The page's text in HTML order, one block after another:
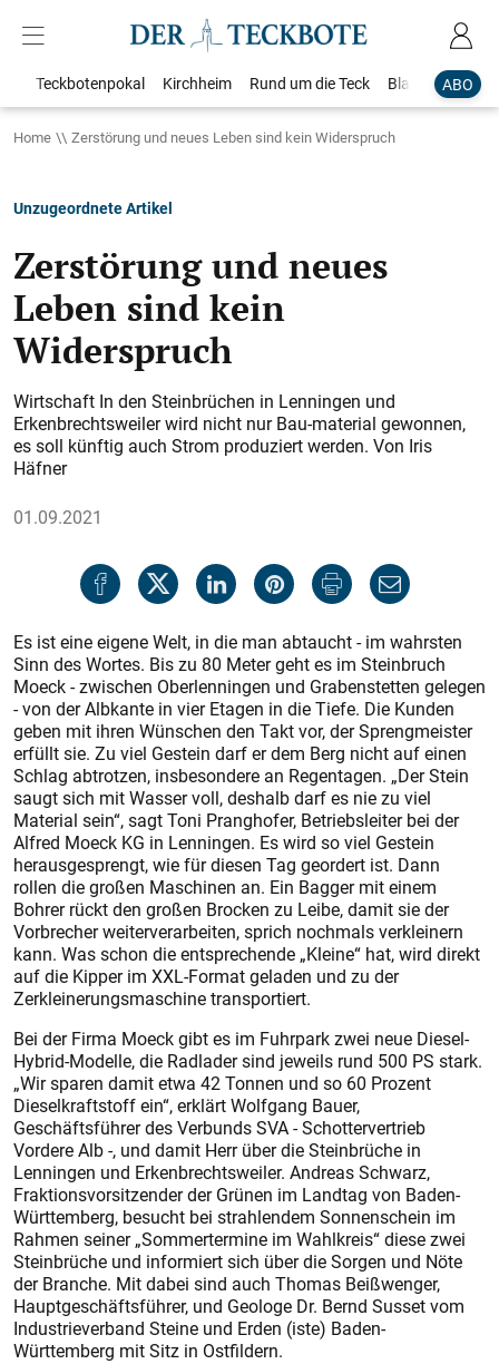
ABO
Teckbotenpokal Kirchheim Rund um die Teck Blaulicht
Home Zerstörung und neues Leben sind kein Widerspruch
Unzugeordnete Artikel
Zerstörung und neues
Leben sind kein
Widerspruch
Wirtschaft In den Steinbrüchen in Lenningen und
Erkenbrechtsweiler wird nicht nur Bau-material gewonnen,
es soll künftig auch Strom produziert werden. Von Iris
Häfner
01.09.2021
Es ist eine eigene Welt, in die man abtaucht - im wahrsten
Sinn des Wortes. Bis zu 80 Meter geht es im Steinbruch
Moeck - zwischen Oberlenningen und Grabenstetten gelegen
- von der Albkante in vier Etagen in die Tiefe. Die Kunden
geben mit ihren Wünschen den Takt vor, der Sprengmeister
erfüllt sie. Zu viel Gestein darf er dem Berg nicht auf einen
Schlag abtrotzen, insbesondere an Regentagen. „Der Stein
saugt sich mit Wasser voll, deshalb darf es nie zu viel
Material sein“, sagt Toni Pranghofer, Betriebsleiter bei der
Alfred Moeck KG in Lenningen. Es wird so viel Gestein
herausgesprengt, wie für diesen Tag geordert ist. Dann
rollen die großen Maschinen an. Ein Bagger mit einem
Bohrer rückt den großen Brocken zu Leibe, damit sie der
Vorbrecher weiterverarbeiten, sprich nochmals verkleinern
kann. Was schon die entsprechende „Kleine“ hat, wird direkt
auf die Kipper im XXL-Format geladen und zu der
Zerkleinerungsmaschine transportiert.
Bei der Firma Moeck gibt es im Fuhrpark zwei neue Diesel-
Hybrid-Modelle, die Radlader sind jeweils rund 500 PS stark.
„Wir sparen damit etwa 42 Tonnen und so 60 Prozent
Dieselkraftstoff ein“, erklärt Wolfgang Bauer,
Geschäftsführer des Verbunds SVA - Schottervertrieb
Vordere Alb -, und damit Herr über die Steinbrüche in
Lenningen und Erkenbrechtsweiler. Andreas Schwarz,
Fraktionsvorsitzender der Grünen im Landtag von Baden-
Württemberg, besucht bei strahlendem Sonnenschein im
Rahmen seiner „Sommertermine im Wahlkreis“ diese zwei
Steinbrüche und informiert sich über die Sorgen und Nöte
der Branche. Mit dabei sind auch Thomas Beißwenger,
Hauptgeschäftsführer, und Geologe Dr. Bernd Susset vom
Industrieverband Steine und Erden (iste) Baden-
Württemberg mit Sitz in Ostfildern.